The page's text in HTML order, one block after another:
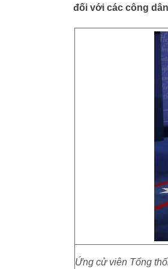
đối với các công
Ứng cử viên Tổng